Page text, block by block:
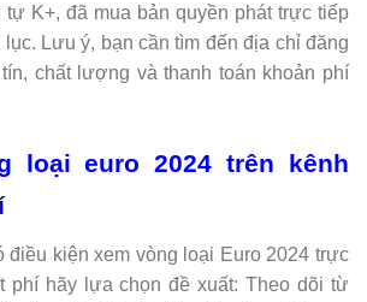
K+, đã mua bản quyền phát trực tiếp
Lưu ý, bạn cần tìm đến địa chỉ đăng
chất lượng và thanh toán khoản phí
loại euro 2024 trên kênh
điều kiện xem vòng loại Euro 2024 trực
phí hãy lựa chọn đề xuất: Theo dõi từ